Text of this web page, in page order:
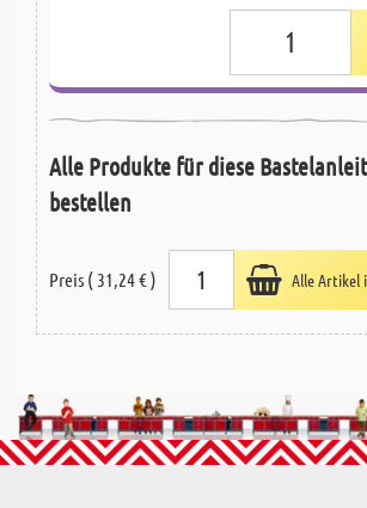
Alle Produkte für diese
bestellen
Preis ( 31,24 € ) Alle Artikel